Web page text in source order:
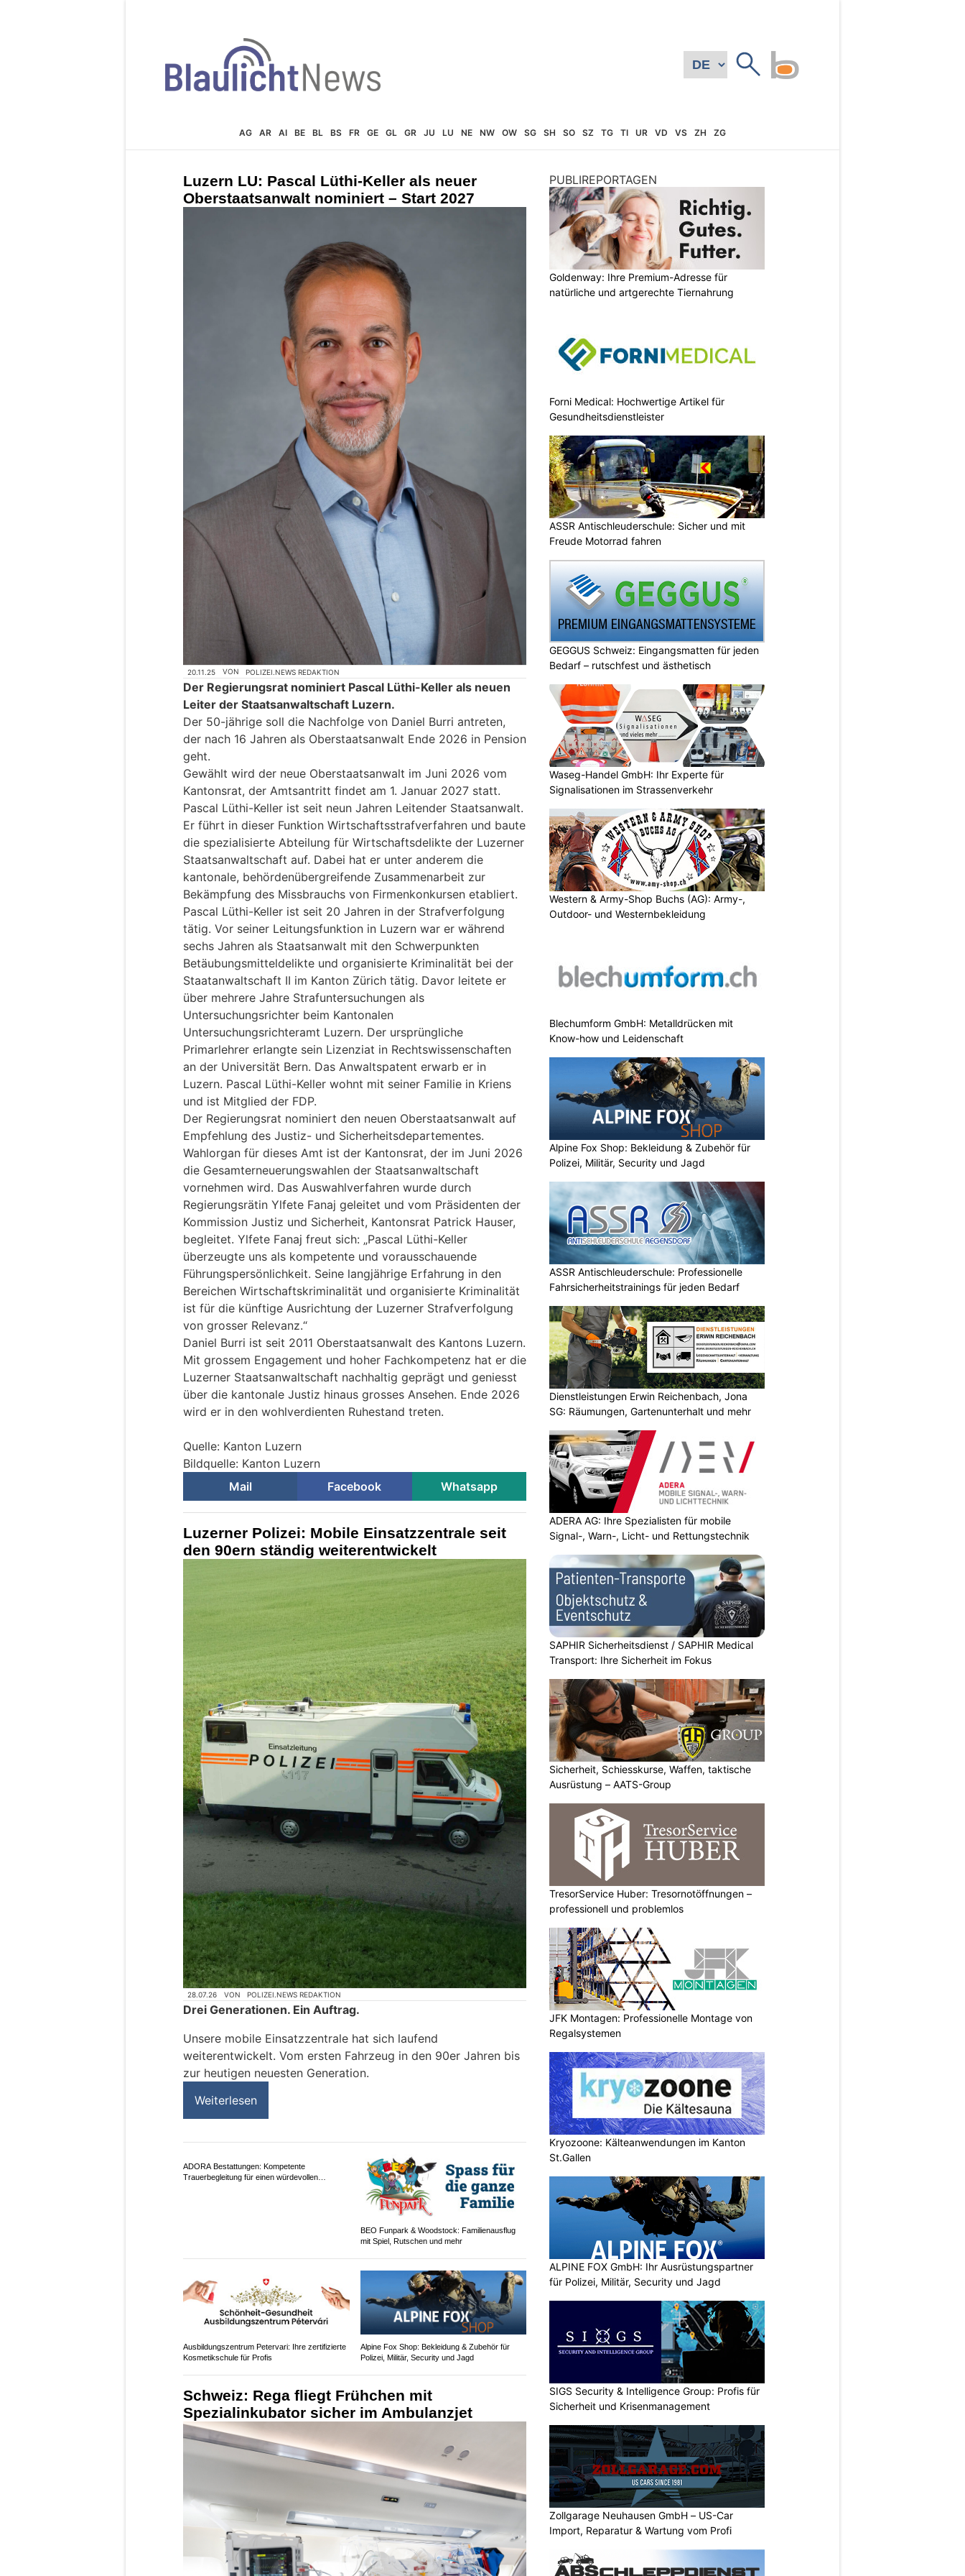
AG AR AI BE BL BS FR GE GL GR JU LU NE NW OW SG SH SO SZ TG TI UR VD VS ZH ZG
Luzern LU: Pascal Lüthi-Keller als neuer
Oberstaatsanwalt nominiert – Start 2027
20.11.25 VON POLIZEI.NEWS REDAKTION
Der Regierungsrat nominiert Pascal Lüthi-Keller als neuen
Leiter der Staatsanwaltschaft Luzern.
Der 50-jährige soll die Nachfolge von Daniel Burri antreten,
der nach 16 Jahren als Oberstaatsanwalt Ende 2026 in Pension
geht.
Gewählt wird der neue Oberstaatsanwalt im Juni 2026 vom
Kantonsrat, der Amtsantritt findet am 1. Januar 2027 statt.
Pascal Lüthi-Keller ist seit neun Jahren Leitender Staatsanwalt.
Er führt in dieser Funktion Wirtschaftsstrafverfahren und baute
die spezialisierte Abteilung für Wirtschaftsdelikte der Luzerner
Staatsanwaltschaft auf. Dabei hat er unter anderem die
kantonale, behördenübergreifende Zusammenarbeit zur
Bekämpfung des Missbrauchs von Firmenkonkursen etabliert.
Pascal Lüthi-Keller ist seit 20 Jahren in der Strafverfolgung
tätig. Vor seiner Leitungsfunktion in Luzern war er während
sechs Jahren als Staatsanwalt mit den Schwerpunkten
Betäubungsmitteldelikte und organisierte Kriminalität bei der
Staatanwaltschaft II im Kanton Zürich tätig. Davor leitete er
über mehrere Jahre Strafuntersuchungen als
Untersuchungsrichter beim Kantonalen
Untersuchungsrichteramt Luzern. Der ursprüngliche
Primarlehrer erlangte sein Lizenziat in Rechtswissenschaften
an der Universität Bern. Das Anwaltspatent erwarb er in
Luzern. Pascal Lüthi-Keller wohnt mit seiner Familie in Kriens
und ist Mitglied der FDP.
Der Regierungsrat nominiert den neuen Oberstaatsanwalt auf
Empfehlung des Justiz- und Sicherheitsdepartementes.
Wahlorgan für dieses Amt ist der Kantonsrat, der im Juni 2026
die Gesamterneuerungswahlen der Staatsanwaltschaft
vornehmen wird. Das Auswahlverfahren wurde durch
Regierungsrätin Ylfete Fanaj geleitet und vom Präsidenten der
Kommission Justiz und Sicherheit, Kantonsrat Patrick Hauser,
begleitet. Ylfete Fanaj freut sich: „Pascal Lüthi-Keller
überzeugte uns als kompetente und vorausschauende
Führungspersönlichkeit. Seine langjährige Erfahrung in den
Bereichen Wirtschaftskriminalität und organisierte Kriminalität
ist für die künftige Ausrichtung der Luzerner Strafverfolgung
von grosser Relevanz.“
Daniel Burri ist seit 2011 Oberstaatsanwalt des Kantons Luzern.
Mit grossem Engagement und hoher Fachkompetenz hat er die
Luzerner Staatsanwaltschaft nachhaltig geprägt und geniesst
über die kantonale Justiz hinaus grosses Ansehen. Ende 2026
wird er in den wohlverdienten Ruhestand treten.
Quelle: Kanton Luzern
Bildquelle: Kanton Luzern
Mail
Facebook Whatsapp
Luzerner Polizei: Mobile Einsatzzentrale seit
den 90ern ständig weiterentwickelt
28.07.26 VON POLIZEI.NEWS REDAKTION
Drei Generationen. Ein Auftrag.
Unsere mobile Einsatzzentrale hat sich laufend
weiterentwickelt. Vom ersten Fahrzeug in den 90er Jahren bis
zur heutigen neuesten Generation.
Weiterlesen
BEO Funpark & Woodstock: Familienausflug
mit Spiel, Rutschen und mehr
Ausbildungszentrum Petervari: Ihre zertifizierte
Kosmetikschule für Profis
Alpine Fox Shop: Bekleidung & Zubehör für
Polizei, Militär, Security und Jagd
Schweiz: Rega fliegt Frühchen mit
Spezialinkubator sicher im Ambulanzjet
PUBLIREPORTAGEN
Goldenway: Ihre Premium-Adresse für
natürliche und artgerechte Tiernahrung
Forni Medical: Hochwertige Artikel für
Gesundheitsdienstleister
ASSR Antischleuderschule: Sicher und mit
Freude Motorrad fahren
GEGGUS Schweiz: Eingangsmatten für jeden
Bedarf – rutschfest und ästhetisch
Waseg-Handel GmbH: Ihr Experte für
Signalisationen im Strassenverkehr
Western & Army-Shop Buchs (AG): Army-,
Outdoor- und Westernbekleidung
Blechumform GmbH: Metalldrücken mit
Know-how und Leidenschaft
Alpine Fox Shop: Bekleidung & Zubehör für
Polizei, Militär, Security und Jagd
ASSR Antischleuderschule: Professionelle
Fahrsicherheitstrainings für jeden Bedarf
Dienstleistungen Erwin Reichenbach, Jona
SG: Räumungen, Gartenunterhalt und mehr
ADERA AG: Ihre Spezialisten für mobile
Signal-, Warn-, Licht- und Rettungstechnik
SAPHIR Sicherheitsdienst / SAPHIR Medical
Transport: Ihre Sicherheit im Fokus
Sicherheit, Schiesskurse, Waffen, taktische
Ausrüstung – AATS-Group
TresorService Huber: Tresornotöffnungen –
professionell und problemlos
JFK Montagen: Professionelle Montage von
Regalsystemen
Kryozoone: Kälteanwendungen im Kanton
St.Gallen
ALPINE FOX GmbH: Ihr Ausrüstungspartner
für Polizei, Militär, Security und Jagd
SIGS Security & Intelligence Group: Profis für
Sicherheit und Krisenmanagement
Zollgarage Neuhausen GmbH – US-Car
Import, Reparatur & Wartung vom Profi